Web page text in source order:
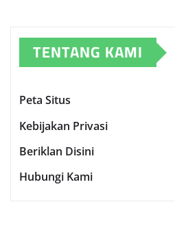
TENTANG KAMI
Peta Situs
Kebijakan Privasi
Beriklan Disini
Hubungi Kami